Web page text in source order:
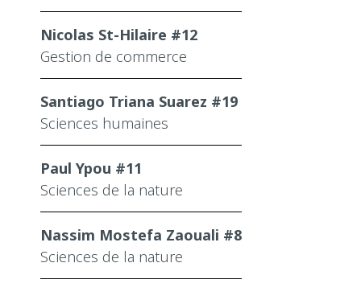
Nicolas St-Hilaire #12
Gestion de commerce
Santiago Triana Suarez #19
Sciences humaines
Paul Ypou #11
Sciences de la nature
Nassim Mostefa Zaouali #8
Sciences de la nature